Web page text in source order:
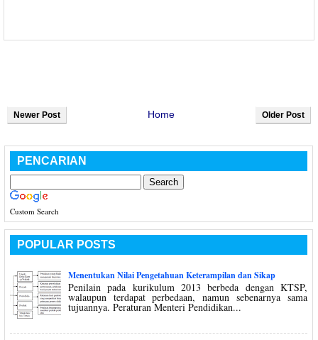
Newer Post Older Post
Home
PENCARIAN
Custom Search
POPULAR POSTS
Menentukan Nilai Pengetahuan Keterampilan dan Sikap
Penilain pada kurikulum 2013 berbeda dengan KTSP,
walaupun terdapat perbedaan, namun sebenarnya sama
tujuannya. Peraturan Menteri Pendidikan...